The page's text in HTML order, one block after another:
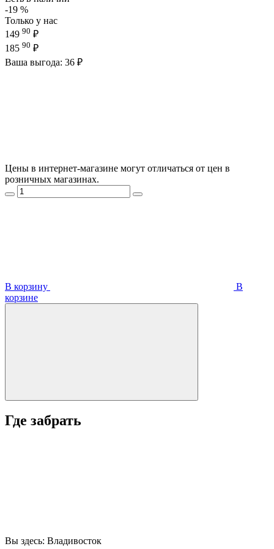
-19 %
Только у нас
149 90 ₽
185 90 ₽
Ваша выгода: 36 ₽
Цены в интернет-магазине могут отличаться от цен в
розничных магазинах.
В корзину
В
корзинe
Где забрать
Вы здесь: Владивосток